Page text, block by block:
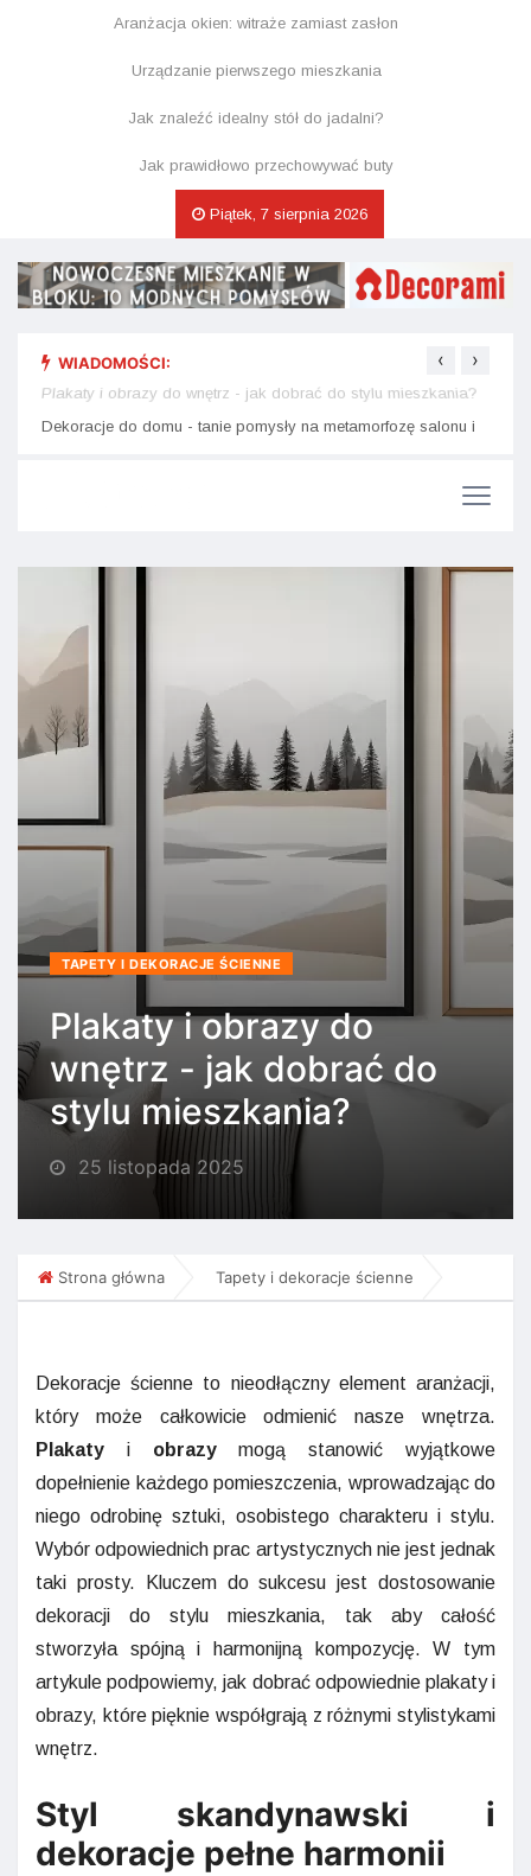
Aranżacja okien: witraże zamiast zasłon
Urządzanie pierwszego mieszkania
Jak znaleźć idealny stół do jadalni?
Jak prawidłowo przechowywać buty
Piątek, 7 sierpnia 2026
WIADOMOŚCI:
Plakaty i obrazy do wnętrz - jak dobrać do stylu mieszkania?
‹ ›
TAPETY I DEKORACJE ŚCIENNE
Plakaty i obrazy do
wnętrz - jak dobrać do
stylu mieszkania?
25 listopada 2025
Strona główna Tapety i dekoracje ścienne
Dekoracje ścienne to nieodłączny element aranżacji,
który może całkowicie odmienić nasze wnętrza.
Plakaty i obrazymogą stanowić wyjątkowe
dopełnienie każdego pomieszczenia, wprowadzając do
niego odrobinę sztuki, osobistego charakteru i stylu.
Wybór odpowiednich prac artystycznych nie jest jednak
taki prosty. Kluczem do sukcesu jest dostosowanie
dekoracji do stylu mieszkania, tak aby całość
stworzyła spójną i harmonijną kompozycję. W tym
artykule podpowiemy, jak dobrać odpowiednie plakaty i
obrazy, które pięknie współgrają z różnymi stylistykami
wnętrz.
Styl skandynawski i
dekoracje pełne harmonii